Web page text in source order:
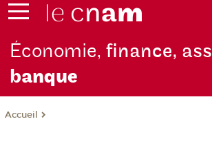
Économie,finance, ass
banque
Accueil